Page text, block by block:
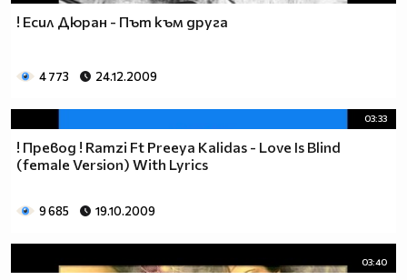
! Есил Дюран - Път към друга
4 773 24.12.2009
03:33
! Превод ! Ramzi Ft Preeya Kalidas - Love Is Blind
(female Version) With Lyrics
9 685 19.10.2009
03:40